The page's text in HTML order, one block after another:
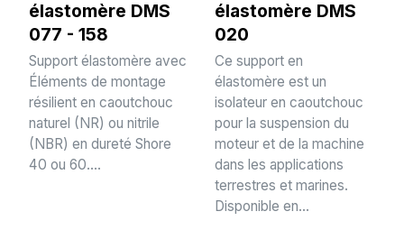
élastomère DMS
077 - 158
Support élastomère avec
Éléments de montage
résilient en caoutchouc
naturel (NR) ou nitrile
(NBR) en dureté Shore
40 ou 60....
élastomère DMS
020
Ce support en
élastomère est un
isolateur en caoutchouc
pour la suspension du
moteur et de la machine
dans les applications
terrestres et marines.
Disponible en...